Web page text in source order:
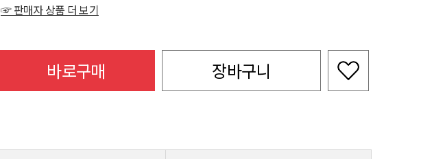
☞ 판매자 상품 더 보기
바로구매 장바구니